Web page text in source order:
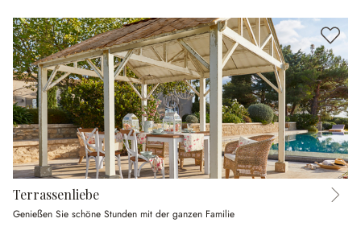
Terrassenliebe
Genießen Sie schöne Stunden mit der ganzen Familie